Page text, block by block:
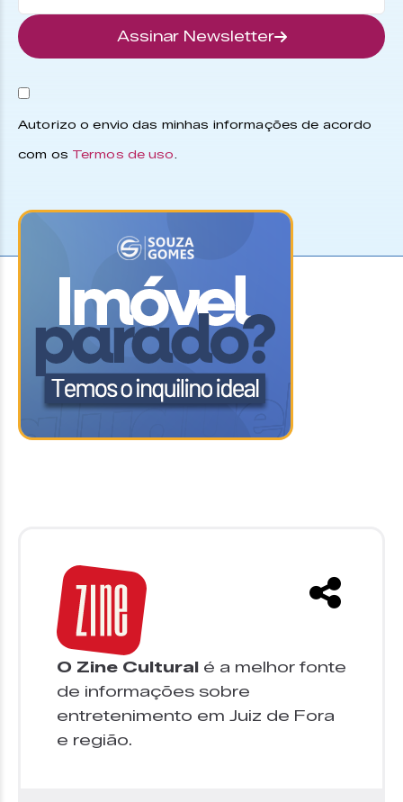
Assinar Newsletter
Autorizo o envio das minhas informações de acordo
com os Termos de uso.
O Zine Cultural é a melhor fonte
de informações sobre
entretenimento em Juiz de Fora
e região.